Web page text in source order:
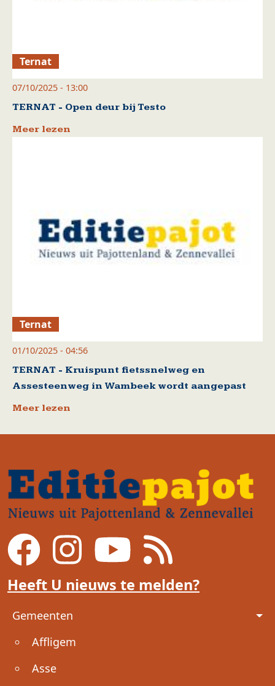
Ternat
07/10/2025 - 13:00
TERNAT - Open deur bij Testo
Meer lezen
Ternat
01/10/2025 - 04:56
TERNAT - Kruispunt fietssnelweg en
Assesteenweg in Wambeek wordt aangepast
Meer lezen
Heeft U nieuws te melden?
Voet
Gemeenten
Affligem
Asse